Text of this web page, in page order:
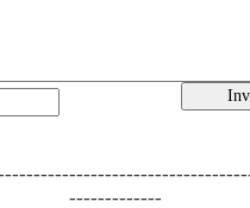
-------------